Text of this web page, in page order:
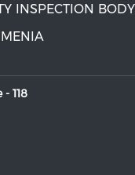
INSPECTION
- 118